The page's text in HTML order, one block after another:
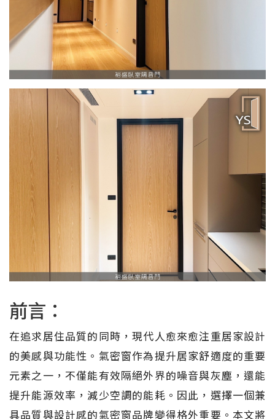
前言：
在追求居住品質的同時，現代人愈來愈注重居家設計
的美感與功能性。氣密窗作為提升居家舒適度的重要
元素之一，不僅能有效隔絕外界的噪音與灰塵，還能
提升能源效率，減少空調的能耗。因此，選擇一個兼
具品質與設計感的氣密窗品牌變得格外重要。本文將